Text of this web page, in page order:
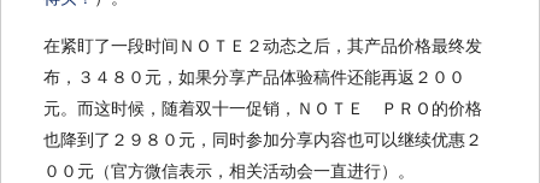
在紧盯了一段时间ＮＯＴＥ２动态之后，其产品价格最终发
布，３４８０元，如果分享产品体验稿件还能再返２００
元。而这时候，随着双十一促销，ＮＯＴＥ ＰＲＯ的价格
也降到了２９８０元，同时参加分享内容也可以继续优惠２
００元（官方微信表示，相关活动会一直进行）。